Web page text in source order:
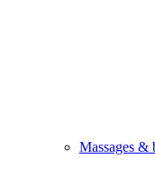
Massages &